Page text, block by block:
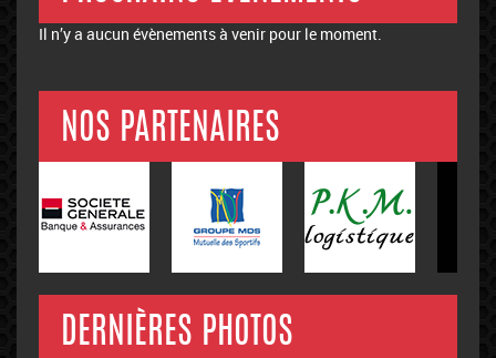
Il n’y a aucun évènements à venir pour le moment.
NOS PARTENAIRES
DERNIÈRES PHOTOS